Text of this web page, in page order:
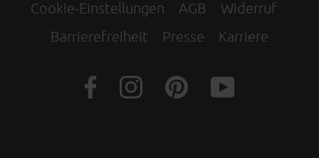
Cookie-Einstellungen
AGB
Widerruf
Barrierefreiheit
Presse Karriere